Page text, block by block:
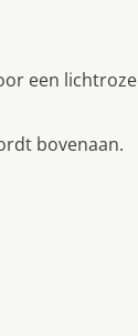
een lichtroze
bovenaan.